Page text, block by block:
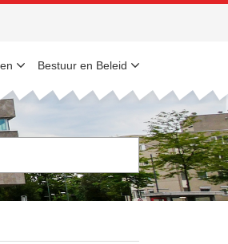
Bestuur en Beleid